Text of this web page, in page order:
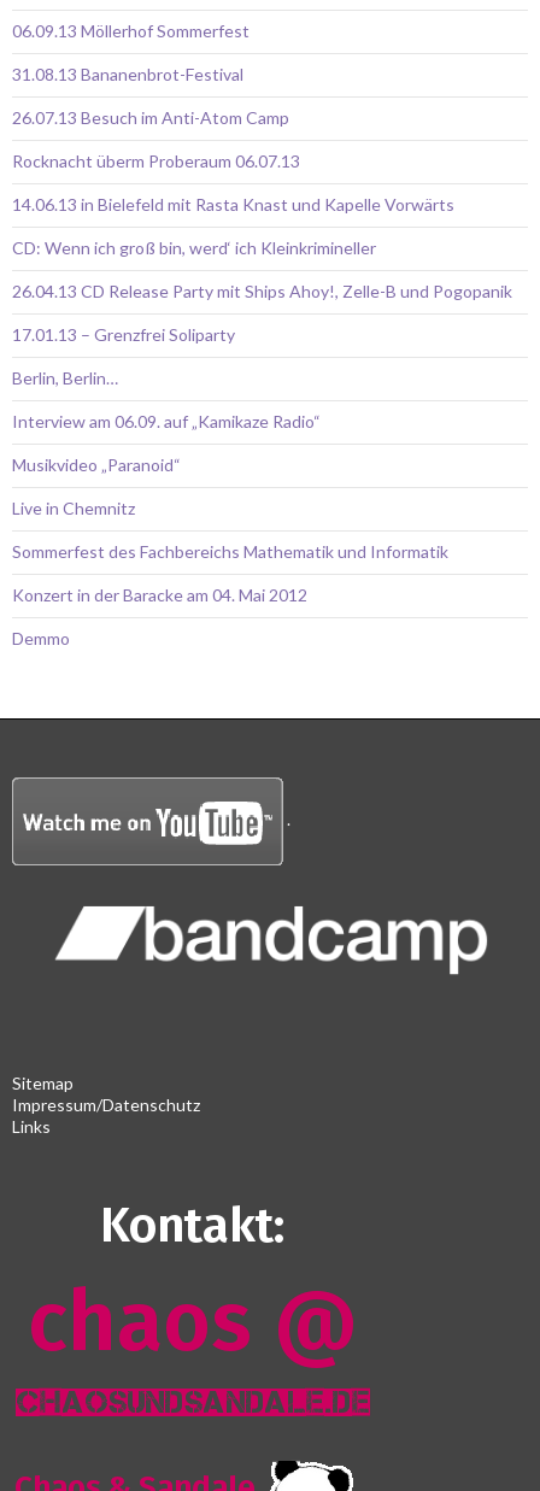
06.09.13 Möllerhof Sommerfest
31.08.13 Bananenbrot-Festival
26.07.13 Besuch im Anti-Atom Camp
Rocknacht überm Proberaum 06.07.13
14.06.13 in Bielefeld mit Rasta Knast und Kapelle Vorwärts
CD: Wenn ich groß bin, werd‘ ich Kleinkrimineller
26.04.13 CD Release Party mit Ships Ahoy!, Zelle-B und Pogopanik
17.01.13 – Grenzfrei Soliparty
Berlin, Berlin…
Interview am 06.09. auf „Kamikaze Radio“
Musikvideo „Paranoid“
Live in Chemnitz
Sommerfest des Fachbereichs Mathematik und Informatik
Konzert in der Baracke am 04. Mai 2012
Demmo
.
Sitemap
Impressum/Datenschutz
Links